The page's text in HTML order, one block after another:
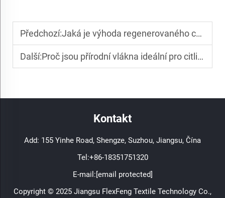
Předchozí:Jaká je výhoda regenerovaného celulózového vlákna?
Další:Proč jsou přírodní vlákna ideální pro citlivou pokožku
Kontakt
Add: 155 Yinhe Road, Shengze, Suzhou, Jiangsu, Čína
Tel:+86-18351751320
E-mail:[email protected]
Copyright © 2025 Jiangsu FlexFeng Textile Technology Co.,